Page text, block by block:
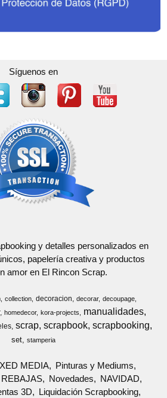
Síguenos en
y detalles personalizados en
papelería creativa y productos
amor en El Rincon Scrap.
collection decoracion decorar
decoupage
homedecor kora-projects manualidades
scrap scrapbook scrapbooking
set stamperia
MEDIA
Pinturas y Mediums
REBAJAS Novedades
NAVIDAD
3D
Liquidación Scrapbooking